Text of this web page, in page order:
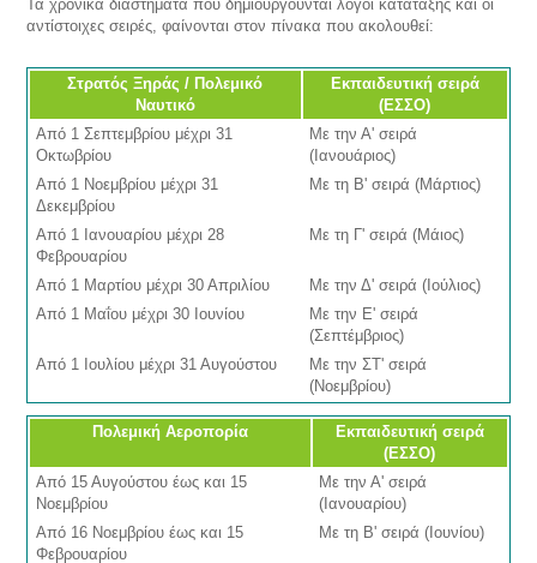
Τα χρονικά διαστήματα που δημιουργούνται λόγοι κατάταξης και οι
αντίστοιχες σειρές, φαίνονται στον πίνακα που ακολουθεί:
Στρατός Ξηράς / Πολεμικό
Ναυτικό
Εκπαιδευτική σειρά
(ΕΣΣΟ)
Από 1 Σεπτεμβρίου μέχρι 31
Οκτωβρίου
Με την Α' σειρά
(Ιανουάριος)
Από 1 Νοεμβρίου μέχρι 31
Δεκεμβρίου
Με τη Β' σειρά (Μάρτιος)
Από 1 Ιανουαρίου μέχρι 28
Φεβρουαρίου
Με τη Γ' σειρά (Μάιος)
Από 1 Μαρτίου μέχρι 30 Απριλίου
Με την Δ' σειρά (Ιούλιος)
Από 1 Μαΐου μέχρι 30 Ιουνίου
Με την Ε' σειρά
(Σεπτέμβριος)
Από 1 Ιουλίου μέχρι 31 Αυγούστου
Με την ΣΤ' σειρά
(Νοεμβρίου)
Πολεμική Αεροπορία
Εκπαιδευτική σειρά
(ΕΣΣΟ)
Από 15 Αυγούστου έως και 15
Νοεμβρίου
Με την Α' σειρά
(Ιανουαρίου)
Από 16 Νοεμβρίου έως και 15
Φεβρουαρίου
Με τη Β' σειρά (Ιουνίου)